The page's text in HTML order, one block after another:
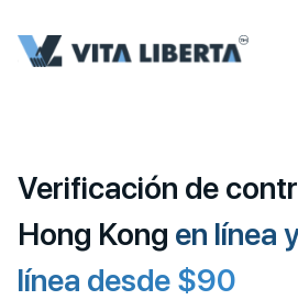
Verificación de
Hong Kong en línea
línea desde $90